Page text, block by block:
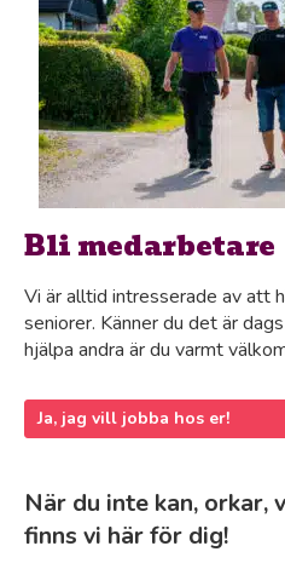
Bli medarbetare
Vi är alltid intresserade av att
seniorer. Känner du det är
hjälpa andra är du varmt
Ja, jag vill jobba hos er!
När du inte kan, orkar,
finns vi här för dig!